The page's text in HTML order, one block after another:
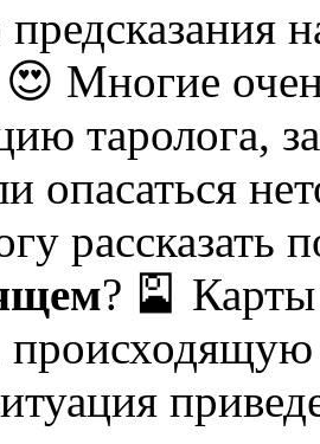
Многие
таролога,
опасаться
рассказать
? 🎴